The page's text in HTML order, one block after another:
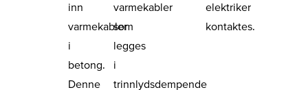
inn
varmekabler
i
betong.
Denne
varmekabler
som
legges
i
trinnlydsdempende
elektriker
kontaktes.